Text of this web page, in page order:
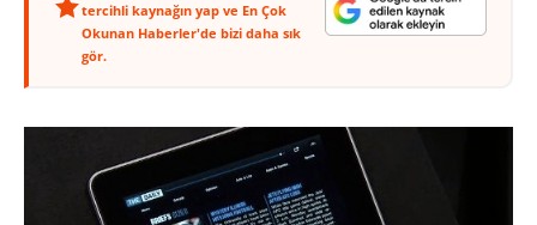
tercihli kaynağın yap ve En Çok
Okunan Haberler'de bizi daha sık
gör.